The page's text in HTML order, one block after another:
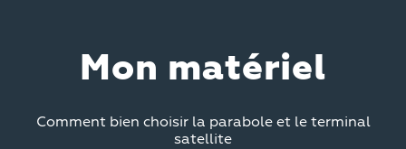
Mon matériel
Comment bien choisir la parabole et le terminal
satellite